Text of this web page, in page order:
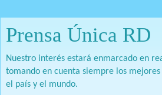
Prensa Única RD
Nuestro interés estará enmarcado en
tomando en cuenta siempre los
el país y el mundo.